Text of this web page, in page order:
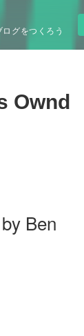
グをつくろう
Ownd
Ben